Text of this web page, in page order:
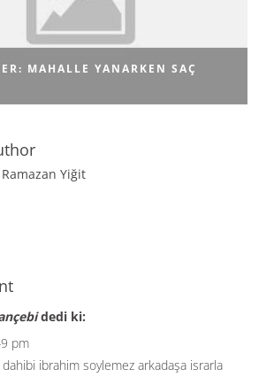
MAHALLE YANARKEN SAÇ
Ramazan Yiğit
dedi ki:
pm
ibrahim soylemez arkadaşa israrla